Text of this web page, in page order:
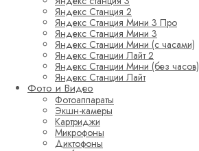
Яндекс Станция 2
Яндекс Станция Мини 3 Про
Яндекс Станция Мини 3
Яндекс Станции Мини (с часами)
Яндекс Станции Лайт 2
Яндекс Станции Мини (без часов)
Яндекс Станции Лайт
Фото и Видео
Фотоаппараты
Экшн-камеры
Картриджи
Микрофоны
Диктофоны